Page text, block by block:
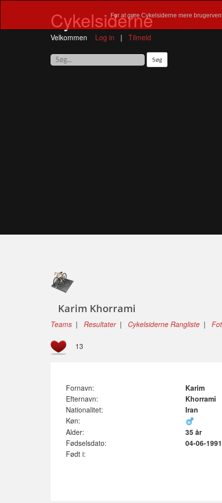
For at gøre Cykelsiderne mere
Cykelsiderne
Velkommen Log in | Tilmeld
Karim Khorrami
Teams | Resultater| Cykelsiderne Rangliste |
13
Fornavn:
Karim
Efternavn:
Khorrami
Nationalitet:
Iran
Køn:
Alder:
35 år
Fødselsdato:
04-06-1991
Født i: